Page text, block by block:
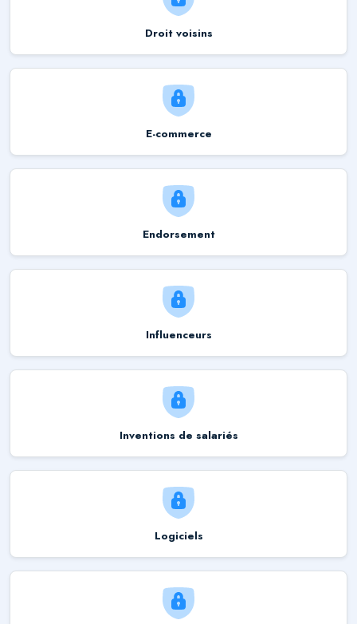
Droit voisins
E-commerce
Endorsement
Influenceurs
Inventions de salariés
Logiciels